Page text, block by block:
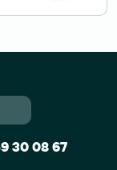
30 08 67